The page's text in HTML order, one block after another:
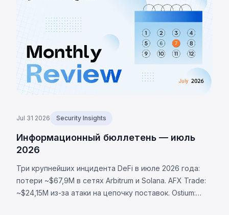
логическая уязвимость позволила вызвать `recycle()`,
слив ~$578K из пула PancakeSwap V2.
Jul 31 2026 Security Insights
Информационный бюллетень — июль
2026
Три крупнейших инцидента DeFi в июле 2026 года:
потери ~$67,9M в сетях Arbitrum и Solana. AFX Trade:
~$24,15M из-за атаки на цепочку поставок. Ostium: